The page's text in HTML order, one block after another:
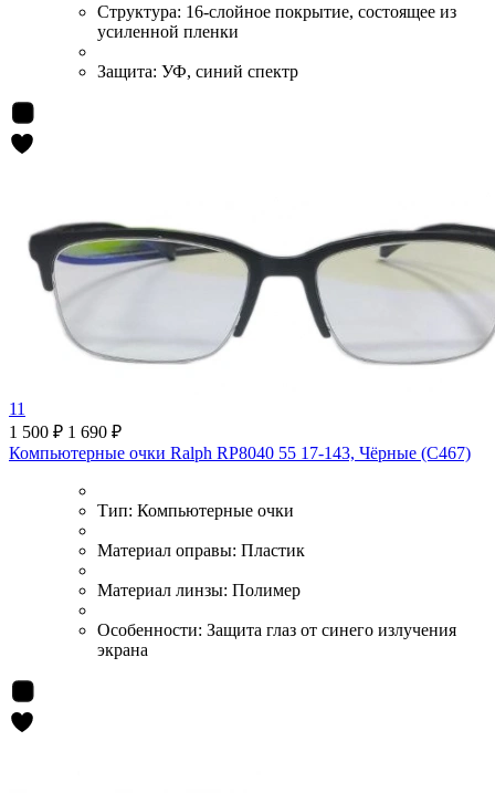
Структура: 16-слойное покрытие, состоящее из
усиленной пленки
Защита: УФ, синий спектр
11
1 500 ₽ 1 690 ₽
Компьютерные очки Ralph RP8040 55 17-143, Чёрные (C467)
Тип: Компьютерные очки
Материал оправы: Пластик
Материал линзы: Полимер
Особенности: Защита глаз от синего излучения
экрана